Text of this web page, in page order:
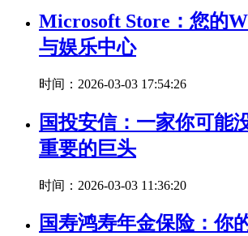
Microsoft Store：您的
与娱乐中心
时间：2026-03-03 17:54:26
国投安信：一家你可能
重要的巨头
时间：2026-03-03 11:36:20
国寿鸿寿年金保险：你